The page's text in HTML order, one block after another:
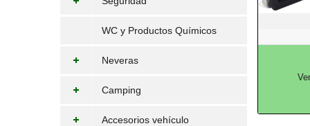
WC y Productos Químicos
Neveras
Camping
Accesorios vehículo